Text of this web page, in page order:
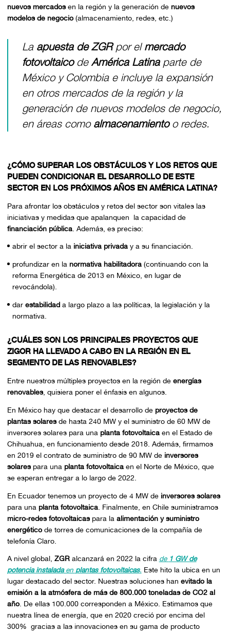
nuevos mercadosen la región y la generación de nuevos
modelos de negocio(almacenamiento, redes, etc.)
La apuesta de ZGRpor el mercado
fotovoltaicode América Latinaparte de
México y Colombia e incluye la expansión
en otros mercados de la región y la
generación de nuevos modelos de negocio,
en áreas como almacenamientoo redes.
¿CÓMO SUPERAR LOS OBSTÁCULOS Y LOS RETOS QUE
PUEDEN CONDICIONAR EL DESARROLLO DE ESTE
SECTOR EN LOS PRÓXIMOS AÑOS EN AMÉRICA LATINA?
Para afrontar los obstáculos y retos del sector son vitales las
iniciativas y medidas que apalanquen la capacidad de
financiación pública. Además, es preciso:
abrir el sector a la iniciativa privaday a su financiación.
profundizar en la normativa habilitadora(continuando con la
reforma Energética de 2013 en México, en lugar de
revocándola).
dar estabilidada largo plazo a las políticas, la legislación y la
normativa.
¿CUÁLES SON LOS PRINCIPALES PROYECTOS QUE
ZIGOR HA LLEVADO A CABO EN LA REGIÓN EN EL
SEGMENTO DE LAS RENOVABLES?
Entre nuestros múltiples proyectos en la región de energías
renovables, quisiera poner el énfasis en algunos.
En México hay que destacar el desarrollo de proyectos de
plantas solaresde hasta 240 MW y el suministro de 60 MW de
inversores solares para una planta fotovoltaicaen el Estado de
Chihuahua, en funcionamiento desde 2018. Además, firmamos
en 2019 el contrato de suministro de 90 MW de inversores
solarespara una planta fotovoltaicaen el Norte de México, que
se esperan entregar a lo largo de 2022.
En Ecuador tenemos un proyecto de 4 MW de inversores solares
para una planta fotovoltaica. Finalmente, en Chile suministramos
micro-redes fotovoltaicaspara la alimentación y suministro
energéticode torres de comunicaciones de la compañía de
telefonía Claro.
A nivel global, ZGRalcanzará en 2022 la cifra de 1 GW de
potencia instaladaen plantas fotovoltaicas. Este hito la ubica en un
lugar destacado del sector. Nuestras soluciones han evitado la
emisión a la atmósfera de más de 800.000 toneladas de CO2 al
año. De ellas 100.000 corresponden a México. Estimamos que
nuestra línea de energía, que en 2020 creció por encima del
300% gracias a las innovaciones en su gama de producto